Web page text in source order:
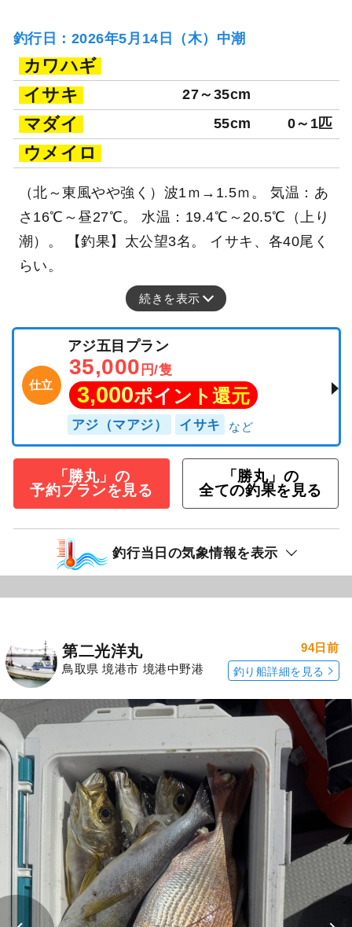
釣行日：2026年5月14日（木）中潮
カワハギ
イサキ
27～35cm
マダイ 55cm 0～1匹
ウメイロ
（北～東風やや強く）波1ｍ→1.5ｍ。 気温：あ
さ16℃～昼27℃。 水温：19.4℃～20.5℃（上り
潮）。 【釣果】太公望3名。 イサキ、各40尾く
らい。
続きを表示
仕立
アジ五目プラン
35,000 円/隻
3,000ポイント還元
アジ（マアジ） イサキ
「勝丸」の
予約プランを見る
「勝丸」の
全ての釣果を見る
釣行当日の気象情報を表示
第二光洋丸
鳥取県 境港市 境港中野港
94日前
釣り船詳細を見る